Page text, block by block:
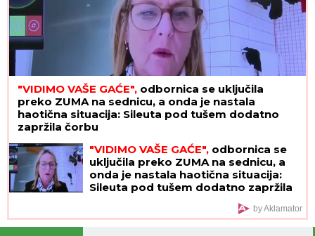
"VIDIMO VAŠE GAĆE", odbornica se uključila
preko ZUMA na sednicu, a onda je nastala
haotična situacija: Sileuta pod tušem dodatno
zapržila čorbu
"VIDIMO VAŠE GAĆE", odbornica se
uključila preko ZUMA na sednicu, a
onda je nastala haotična situacija:
Sileuta pod tušem dodatno zapržila
by Aklamator